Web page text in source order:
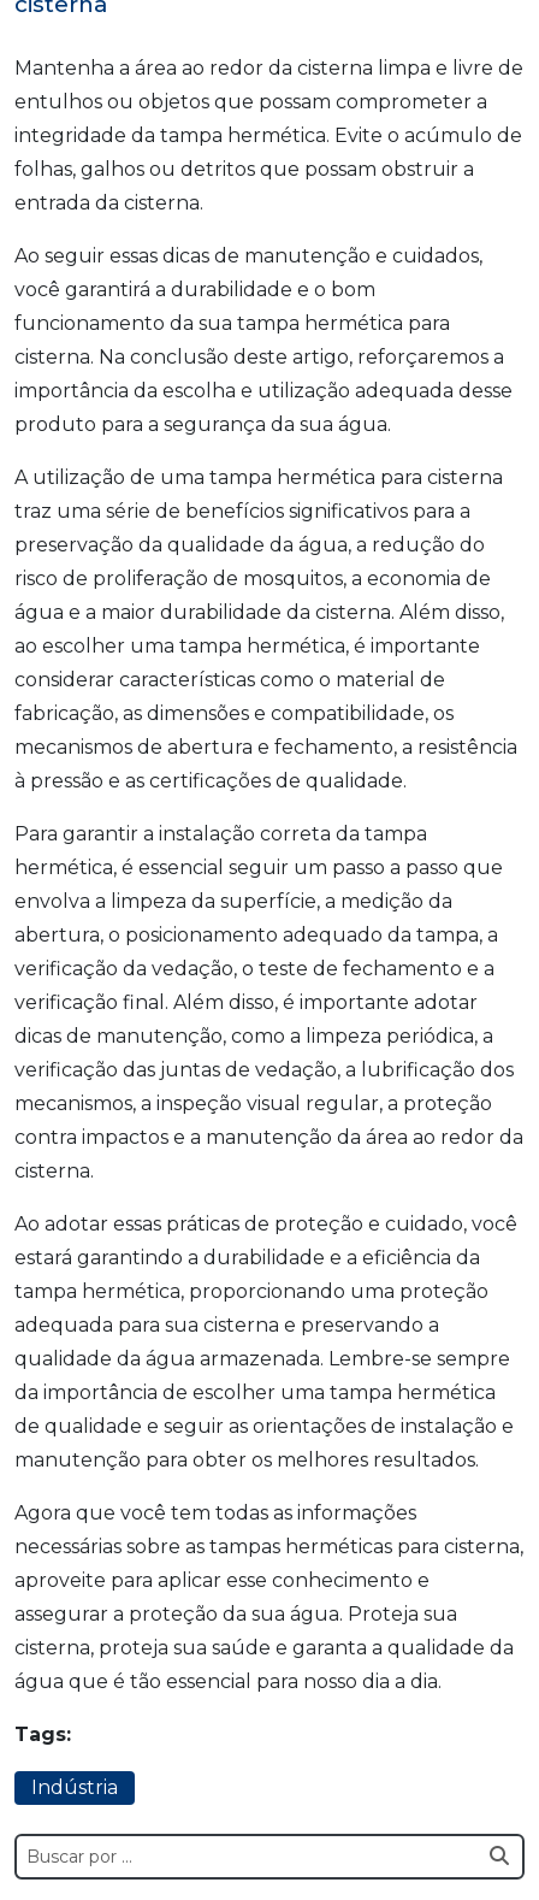
Mantenha a área ao redor da cisterna limpa e livre de
entulhos ou objetos que possam comprometer a
integridade da tampa hermética. Evite o acúmulo de
folhas, galhos ou detritos que possam obstruir a
entrada da cisterna.
Ao seguir essas dicas de manutenção e cuidados,
você garantirá a durabilidade e o bom
funcionamento da sua tampa hermética para
cisterna. Na conclusão deste artigo, reforçaremos a
importância da escolha e utilização adequada desse
produto para a segurança da sua água.
A utilização de uma tampa hermética para cisterna
traz uma série de benefícios significativos para a
preservação da qualidade da água, a redução do
risco de proliferação de mosquitos, a economia de
água e a maior durabilidade da cisterna. Além disso,
ao escolher uma tampa hermética, é importante
considerar características como o material de
fabricação, as dimensões e compatibilidade, os
mecanismos de abertura e fechamento, a resistência
à pressão e as certificações de qualidade.
Para garantir a instalação correta da tampa
hermética, é essencial seguir um passo a passo que
envolva a limpeza da superfície, a medição da
abertura, o posicionamento adequado da tampa, a
verificação da vedação, o teste de fechamento e a
verificação final. Além disso, é importante adotar
dicas de manutenção, como a limpeza periódica, a
verificação das juntas de vedação, a lubrificação dos
mecanismos, a inspeção visual regular, a proteção
contra impactos e a manutenção da área ao redor da
cisterna.
Ao adotar essas práticas de proteção e cuidado, você
estará garantindo a durabilidade e a eficiência da
tampa hermética, proporcionando uma proteção
adequada para sua cisterna e preservando a
qualidade da água armazenada. Lembre-se sempre
da importância de escolher uma tampa hermética
de qualidade e seguir as orientações de instalação e
manutenção para obter os melhores resultados.
Agora que você tem todas as informações
necessárias sobre as tampas herméticas para cisterna,
aproveite para aplicar esse conhecimento e
assegurar a proteção da sua água. Proteja sua
cisterna, proteja sua saúde e garanta a qualidade da
água que é tão essencial para nosso dia a dia.
Tags:
Indústria